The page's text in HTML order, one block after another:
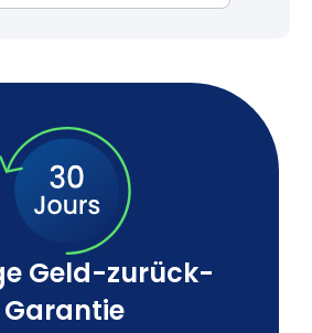
Geld-zurück-
Garantie